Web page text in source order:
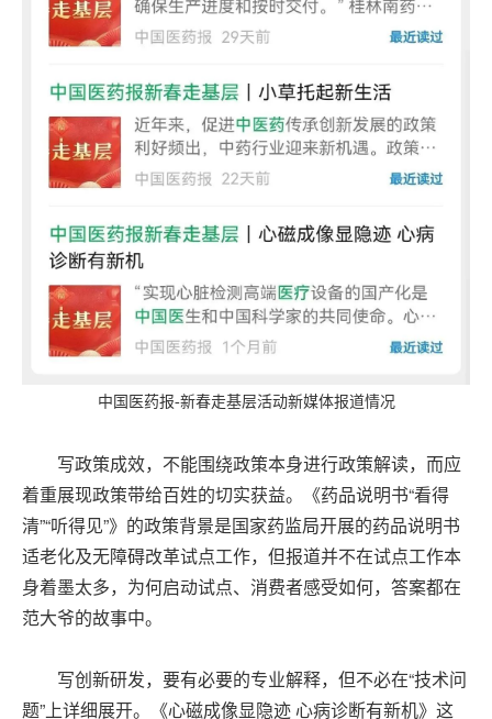
中国医药报-新春走基层活动新媒体报道情况
写政策成效，不能围绕政策本身进行政策解读，而应
着重展现政策带给百姓的切实获益。《药品说明书“看得
清”“听得见”》的政策背景是国家药监局开展的药品说明书
适老化及无障碍改革试点工作，但报道并不在试点工作本
身着墨太多，为何启动试点、消费者感受如何，答案都在
范大爷的故事中。
写创新研发，要有必要的专业解释，但不必在“技术问
题”上详细展开。《心磁成像显隐迹 心病诊断有新机》这